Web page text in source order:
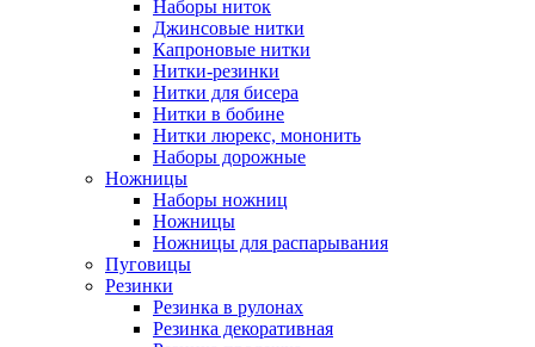
Наборы ниток
Джинсовые нитки
Капроновые нитки
Нитки-резинки
Нитки для бисера
Нитки в бобине
Нитки люрекс, мононить
Наборы дорожные
Ножницы
Наборы ножниц
Ножницы
Ножницы для распарывания
Пуговицы
Резинки
Резинка в рулонах
Резинка декоративная